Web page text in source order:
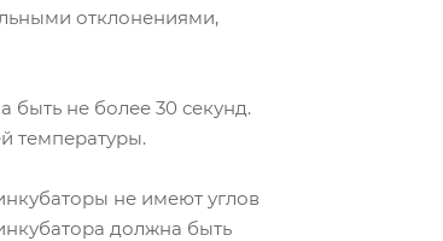
отклонениями,
быть не более 30 секунд.
температуры.
не имеют углов
должна быть